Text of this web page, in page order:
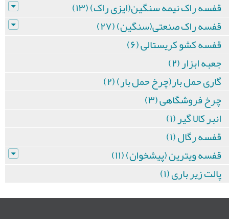
قفسه راک نیمه سنگین(ایزی راک) (۱۳)
قفسه راک صنعتی(سنگین) (۲۷)
قفسه کشو کریستالی (۶)
جعبه ابزار (۲)
گاری حمل بار(چرخ حمل بار) (۲)
چرخ فروشگاهی (۳)
انبر کالا گیر (۱)
قفسه رگال (۱)
قفسه ویترین (پیشخوان) (۱۱)
پالت زیر باری (۱)